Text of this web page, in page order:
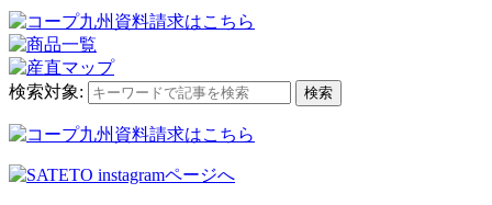
検索対象: 検索